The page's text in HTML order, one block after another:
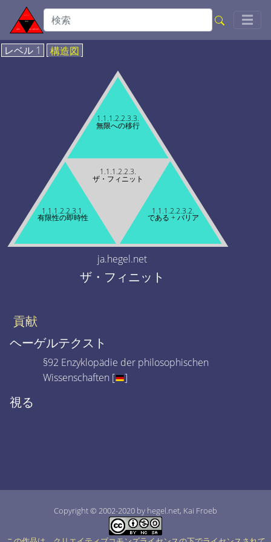
☰
レベル 1 構造図
1.1.1.2.2.3.
ザ・フィニット
1.1.1.2.2.3.1.
有限性の即時性
1.1.1.2.2.3.2.
である + バリア
1.1.1.2.2.3.3.
無限への移行
ja.hegel.net
ザ・フィニット
貢献
ヘーゲルテクスト
§92 Enzyklopädie der philosophischen
Wissenschaften [
]
視る
Copyright © 2002-2020 by hegel.net, Kai Froeb